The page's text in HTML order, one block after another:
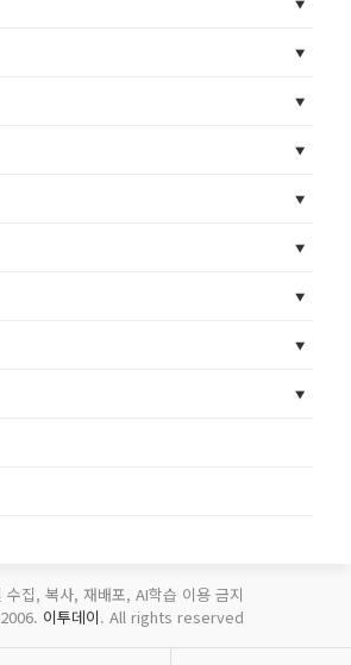
수집, 복사, 재배포, AI학습 이용 금지
이투데이. All rights reserved